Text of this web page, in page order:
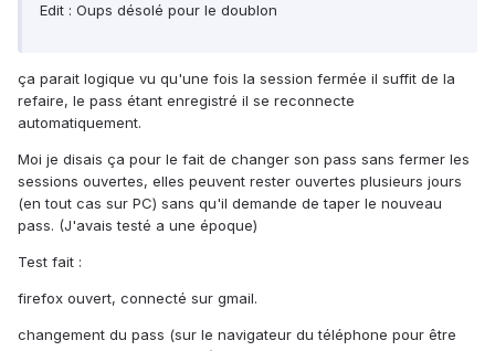
Edit : Oups désolé pour le doublon
ça parait logique vu qu'une fois la session fermée il suffit de la
refaire, le pass étant enregistré il se reconnecte
automatiquement.
Moi je disais ça pour le fait de changer son pass sans fermer les
sessions ouvertes, elles peuvent rester ouvertes plusieurs jours
(en tout cas sur PC) sans qu'il demande de taper le nouveau
pass. (J'avais testé a une époque)
Test fait :
firefox ouvert, connecté sur gmail.
changement du pass (sur le navigateur du téléphone pour être